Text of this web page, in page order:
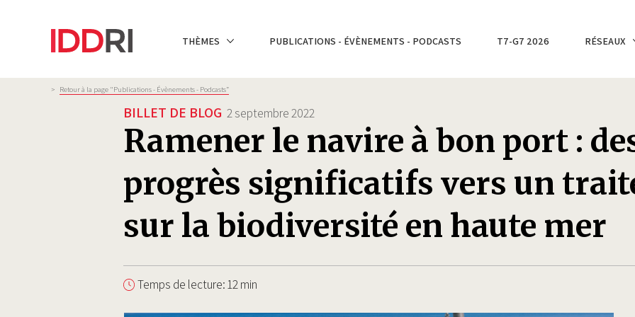
NAVIGATION
THÈMES PUBLICATIONS - ÉVÈNEMENTS - PODCASTS T7-G7 2026 RÉSEAUX
Fil
d'Ariane
> Retour à la page "Publications - Évènements - Podcasts”
BILLET DE BLOG 2 septembre 2022
Ramener le navire à bon port :
progrès significatifs vers un
sur la biodiversité en haute mer
Temps de lecture: 12 min